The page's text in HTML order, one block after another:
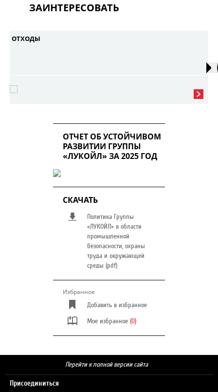
ЗАИНТЕРЕСОВАТЬ
ОТХОДЫ
ОТЧЕТ ОБ УСТОЙЧИВОМ
РАЗВИТИИ ГРУППЫ
«ЛУКОЙЛ» ЗА 2025 ГОД
СКАЧАТЬ
Политика Группы
«ЛУКОЙЛ» в области
промышленной
безопасности, охраны
труда и окружающей
среды (pdf)
Избранное
Добавить в избранное
Мое избранное (0)
Перейти к полной версии сайта
Присоединиться